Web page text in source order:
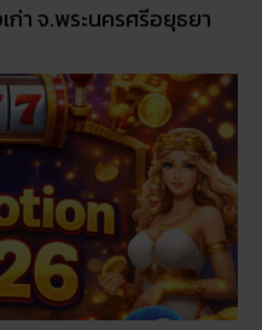
า จ.พระนครศรีอยุธยา